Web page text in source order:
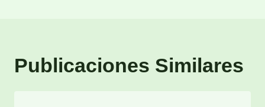
Publicaciones Similares